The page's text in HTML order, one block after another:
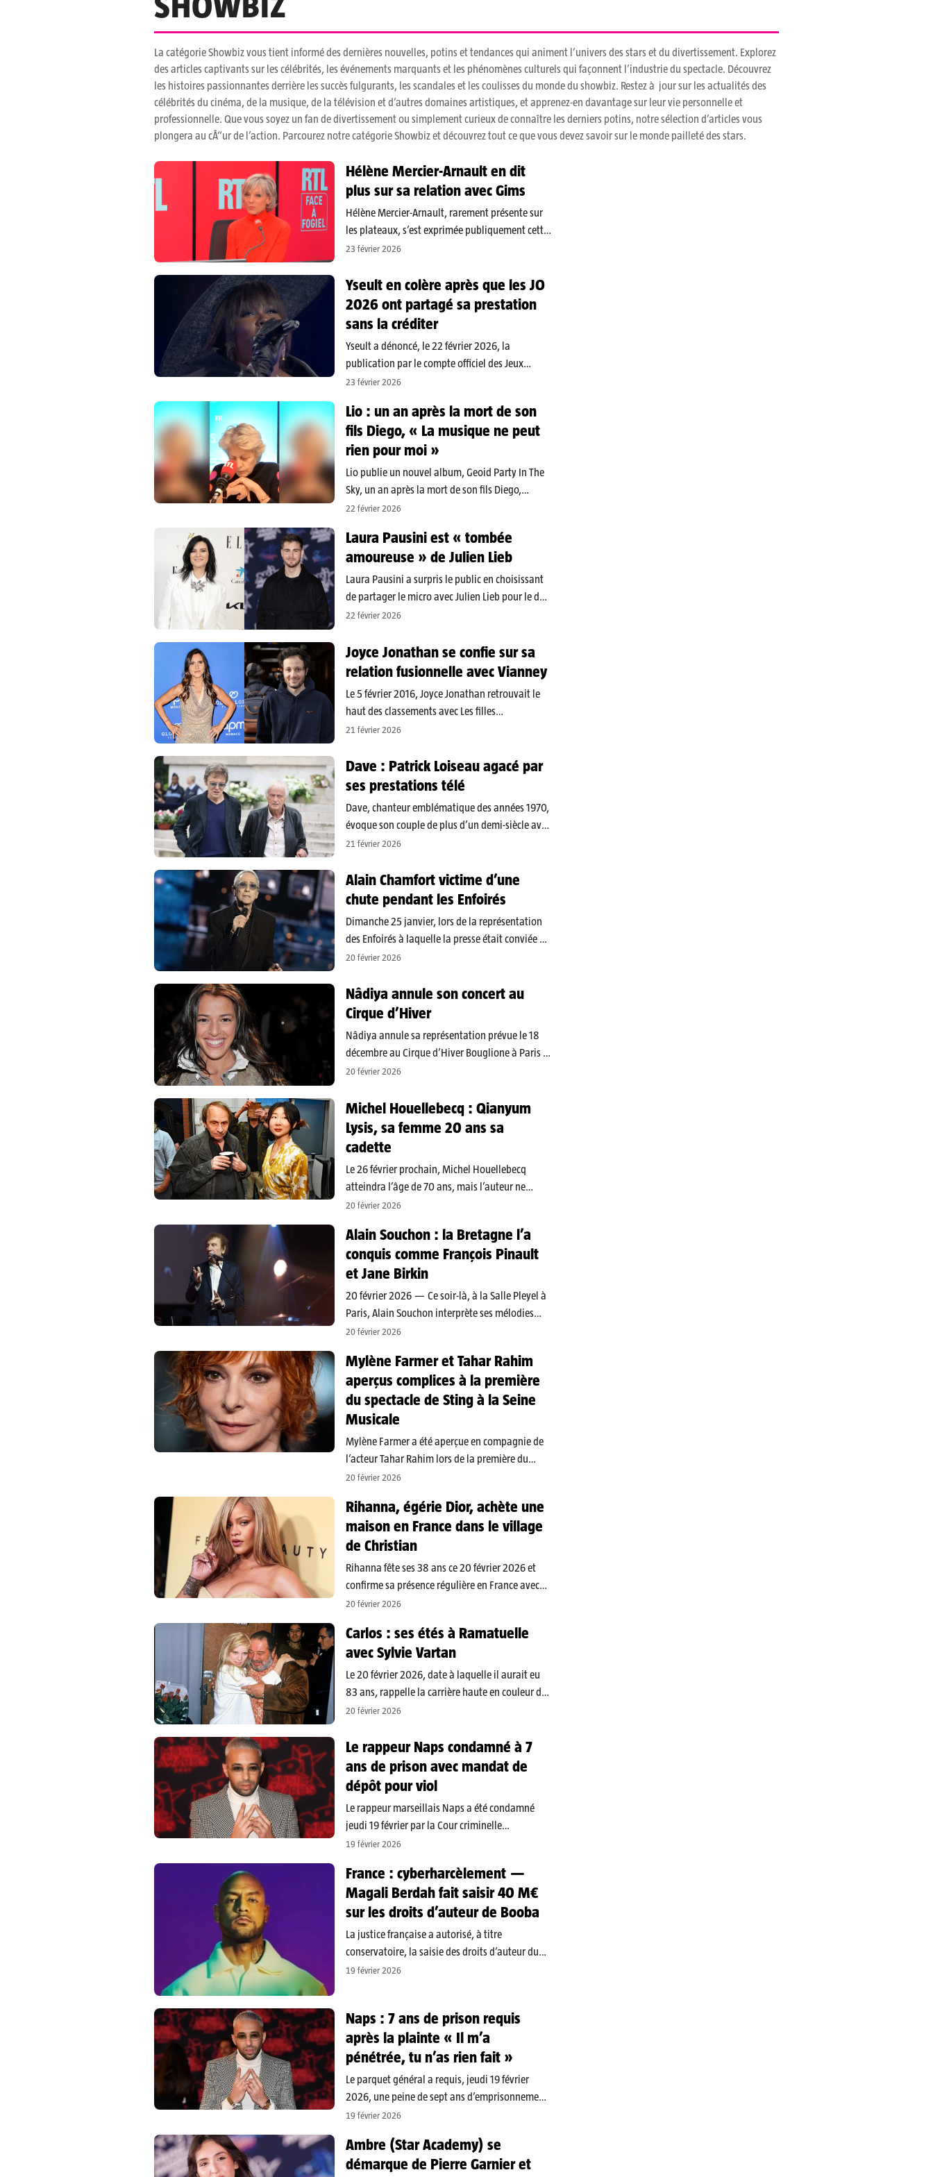
La catégorie Showbiz vous tient informé des dernières nouvelles, potins et tendances qui animent l’univers des stars et du divertissement. Explorez
des articles captivants sur les célébrités, les événements marquants et les phénomènes culturels qui façonnent l’industrie du spectacle. Découvrez
les histoires passionnantes derrière les succès fulgurants, les scandales et les coulisses du monde du showbiz. Restez à jour sur les actualités des
célébrités du cinéma, de la musique, de la télévision et d’autres domaines artistiques, et apprenez-en davantage sur leur vie personnelle et
professionnelle. Que vous soyez un fan de divertissement ou simplement curieux de connaître les derniers potins, notre sélection d’articles vous
plongera au cÅ“ur de l’action. Parcourez notre catégorie Showbiz et découvrez tout ce que vous devez savoir sur le monde pailleté des stars.
Hélène Mercier-Arnault en dit
plus sur sa relation avec Gims
Hélène Mercier-Arnault, rarement présente sur
les plateaux, s’est exprimée publiquement cette
semaine : invitée de « Sept à huit » sur TF1 le 22
Fogiel sur RTL, la pianiste‑concertiste a expliqué
les raisons de…
23 février 2026
Yseult en colère après que les JO
2026 ont partagé sa prestation
sans la créditer
Yseult a dénoncé, le 22 février 2026, la
publication par le compte officiel des Jeux
olympiques sur X d’une vidéo de sa prestation
mentionner, déclenchant une vive polémique en
ligne. La chanteuse,…
23 février 2026
Lio : un an après la mort de son
fils Diego, « La musique ne peut
rien pour moi »
Lio publie un nouvel album, Geoid Party In The
Sky, un an après la mort de son fils Diego,
retrouvé mort le 2 mars 2025 près de l’aéroport
comme un hommage intime et central dans le…
22 février 2026
Laura Pausini est « tombée
amoureuse » de Julien Lieb
Laura Pausini a surpris le public en choisissant
de partager le micro avec Julien Lieb pour le duo
« La dernière chanson (Due Vite) », un titre qui
YouTube et figure comme le morceau…
22 février 2026
Joyce Jonathan se confie sur sa
relation fusionnelle avec Vianney
Le 5 février 2016, Joyce Jonathan retrouvait le
haut des classements avec Les filles
d’aujourd’hui, titre co-écrit, co-composé et co-
album Une place pour moi, ce single a dépassé
les 75 000 ventes, accumule…
21 février 2026
Dave : Patrick Loiseau agacé par
ses prestations télé
Dave, chanteur emblématique des années 1970,
évoque son couple de plus d’un demi-siècle avec
Patrick Loiseau et revient sur les séquelles
survenu en janvier 2022 : une opération en
urgence pour une hémorragie cérébrale, un…
21 février 2026
Alain Chamfort victime d’une
chute pendant les Enfoirés
Dimanche 25 janvier, lors de la représentation
des Enfoirés à laquelle la presse était conviée à
la mi-journée, une chute spectaculaire d’Alain
inquiétude sans mettre fin à sa participation au
spectacle. L’artiste est…
20 février 2026
Nâdiya annule son concert au
Cirque d’Hiver
Nâdiya annule sa représentation prévue le 18
décembre au Cirque d’Hiver Bouglione à Paris :
les billets ont été remboursés et la production
son spectacle pour en proposer une version
« plus aboutie » et techniquement…
20 février 2026
Michel Houellebecq : Qianyum
Lysis, sa femme 20 ans sa
cadette
Le 26 février prochain, Michel Houellebecq
atteindra l’âge de 70 ans, mais l’auteur ne
marque aucun signe de ralentissement : entre
concerts imminents, les prochains mois
s’annoncent denses pour le romancier natif de
Saint‑Pierre (La…
20 février 2026
Alain Souchon : la Bretagne l’a
conquis comme François Pinault
et Jane Birkin
20 février 2026 — Ce soir-là, à la Salle Pleyel à
Paris, Alain Souchon interprète ses mélodies
mélancoliques et ses textes ciselés devant un
sentimentale. Mais derrière l’artiste parisien se
dessine un attachement…
20 février 2026
Mylène Farmer et Tahar Rahim
aperçus complices à la première
du spectacle de Sting à la Seine
Musicale
Mylène Farmer a été aperçue en compagnie de
l’acteur Tahar Rahim lors de la première du
spectacle musical de Sting, The Last Ship, jeudi
publiées sur le compte Instagram de Paris…
20 février 2026
Rihanna, égérie Dior, achète une
maison en France dans le village
de Christian
Rihanna fête ses 38 ans ce 20 février 2026 et
confirme sa présence régulière en France avec
l’achat d’une villa à Mougins, sur la Côte d’Azur.
entrepreneuse derrière Fenty Beauty, elle…
20 février 2026
Carlos : ses étés à Ramatuelle
avec Sylvie Vartan
Le 20 février 2026, date à laquelle il aurait eu
83 ans, rappelle la carrière haute en couleur de
Carlos, né Jean-Chrysostome Dolto le 20 février
décédé le 17 janvier 2008 à…
20 février 2026
Le rappeur Naps condamné à 7
ans de prison avec mandat de
dépôt pour viol
Le rappeur marseillais Naps a été condamné
jeudi 19 février par la Cour criminelle
départementale de Paris à 7 ans de prison avec
femme de 21 ans, des faits remontant à
septembre…
19 février 2026
France : cyberharcèlement —
Magali Berdah fait saisir 40 M€
sur les droits d’auteur de Booba
La justice française a autorisé, à titre
conservatoire, la saisie des droits d’auteur du
rappeur Booba pour un montant approchant
mesure vise à…
19 février 2026
Naps : 7 ans de prison requis
après la plainte « Il m’a
pénétrée, tu n’as rien fait »
Le parquet général a requis, jeudi 19 février
2026, une peine de sept ans d’emprisonnement
assortie d’un mandat de dépôt à effet différé
Boukhobza, jugé par la cour criminelle de
Paris…
19 février 2026
Ambre (Star Academy) se
démarque de Pierre Garnier et